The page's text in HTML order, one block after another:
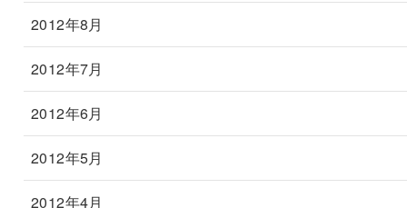
2012年8月
2012年7月
2012年6月
2012年5月
2012年4月